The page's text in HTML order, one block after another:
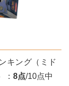
キング（ミド
： 8点/10点中